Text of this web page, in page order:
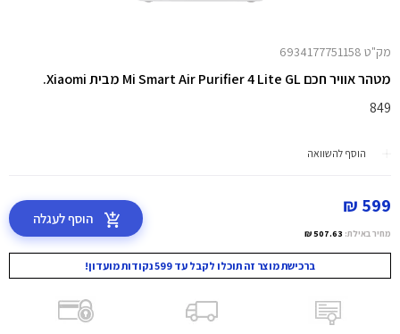
מק"ט 6934177751158
מטהר אוויר חכם Mi Smart Air Purifier 4 Lite GL מבית Xiaomi.
849
הוסף להשוואה
599 ₪
מחיר באילת: 507.63 ₪
הוסף לעגלה
ברכישת מוצר זה תוכלו לקבל עד 599 נקודות מועדון!